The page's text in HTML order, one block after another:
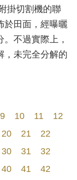
掛切割機的聯
於田面，經曝曬
不過實際上，
，未完全分解的
9 10 11
12
20 21
22
30 31
32
40 41
42